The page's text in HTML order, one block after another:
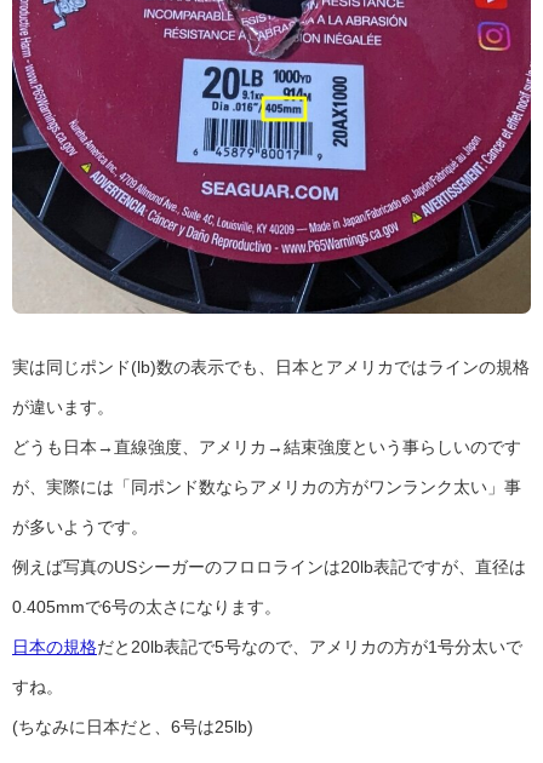
実は同じポンド(lb)数の表示でも、日本とアメリカではラインの規格
が違います。
どうも日本→直線強度、アメリカ→結束強度という事らしいのです
が、実際には「同ポンド数ならアメリカの方がワンランク太い」事
が多いようです。
例えば写真のUSシーガーのフロロラインは20lb表記ですが、直径は
0.405mmで6号の太さになります。
日本の規格だと20lb表記で5号なので、アメリカの方が1号分太いで
すね。
(ちなみに日本だと、6号は25lb)